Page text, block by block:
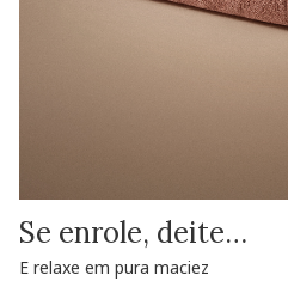
Se enrole, deite…
E relaxe em pura maciez